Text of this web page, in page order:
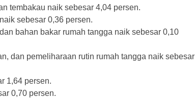
tembakau naik sebesar 4,04 persen.
sebesar 0,36 persen.
bahan bakar rumah tangga naik sebesar 0,10
dan pemeliharaan rutin rumah tangga naik sebesar
1,64 persen.
0,70 persen.